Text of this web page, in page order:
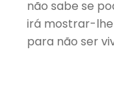
não sabe se
irá mostrar-lhe
para não ser